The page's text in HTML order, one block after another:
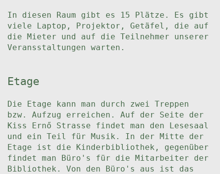
In diesen Raum gibt es 15 Plätze. Es gibt
viele Laptop, Projektor, Getäfel, die auf
die Mieter und auf die Teilnehmer unserer
Veransstaltungen warten.
Etage
Die Etage kann man durch zwei Treppen
bzw. Aufzug erreichen. Auf der Seite der
Kiss Ernő Strasse findet man den Lesesaal
und ein Teil für Musik. In der Mitte der
Etage ist die Kinderbibliothek, gegenüber
findet man Büro's für die Mitarbeiter der
Bibliothek. Von den Büro's aus ist das